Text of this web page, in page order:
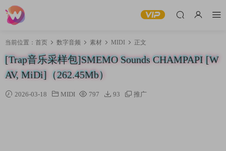
当前位置： 首页 数字音频 素材 MIDI 正文
[Trap音乐采样包]SMEMO Sounds CHAMPAPI [W
AV, MiDi]（262.45Mb）
2026-03-18 MIDI 797 93 推广